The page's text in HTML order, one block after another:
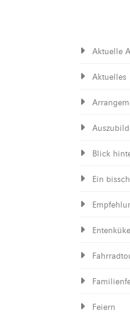
Aktuelle
Aktuelles
Blick
Ein
Feiern